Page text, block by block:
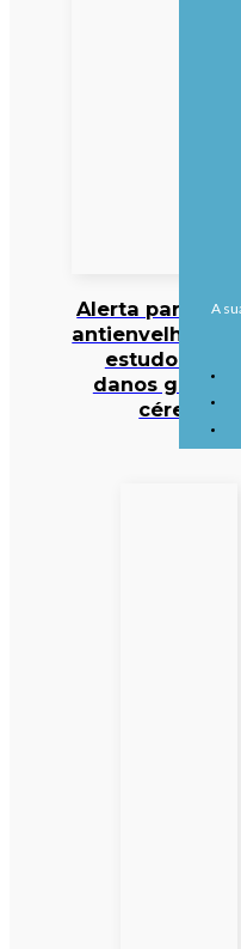
Alerta para
estudo deteta
danos graves
cérebro
A